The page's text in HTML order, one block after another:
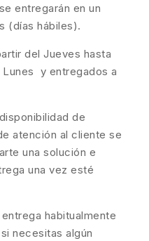
entregarán en un
(días hábiles).
del Jueves hasta
Lunes y entregados a
de
atención al cliente se
una solución e
una vez esté
habitualmente
necesitas algún